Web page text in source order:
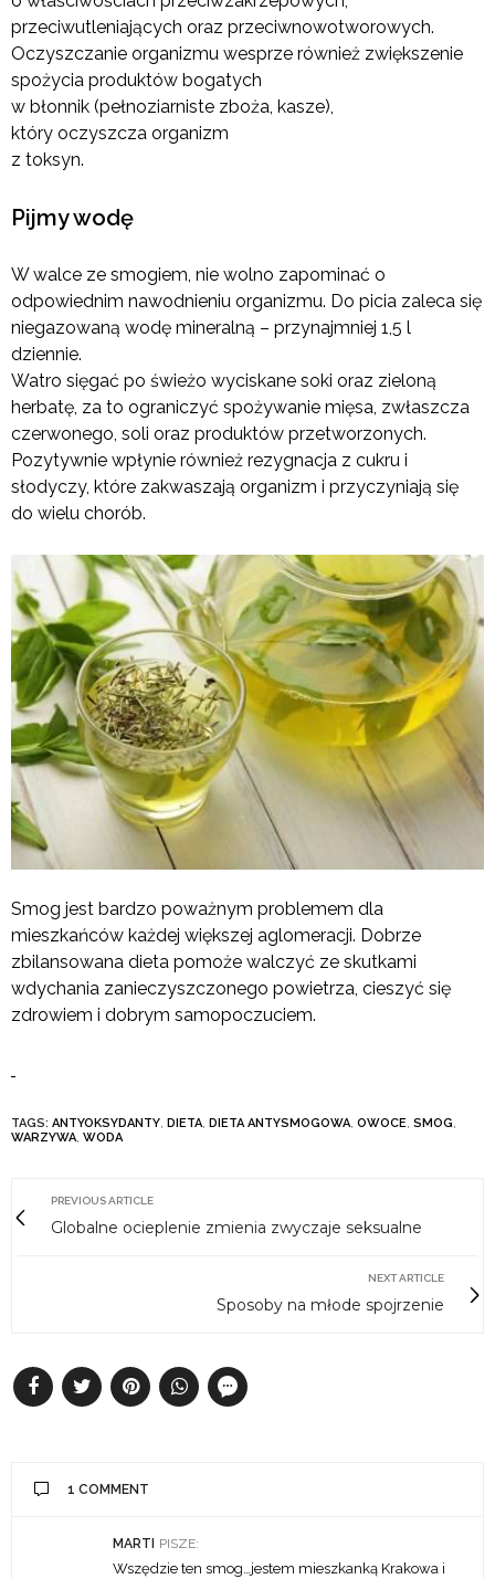
przeciwutleniających oraz przeciwnowotworowych.
Oczyszczanie organizmu wesprze również zwiększenie
spożycia produktów bogatych
w błonnik (pełnoziarniste zboża, kasze),
który oczyszcza organizm
z toksyn.
Pijmy wodę
W walce ze smogiem, nie wolno zapominać o
odpowiednim nawodnieniu organizmu. Do picia zaleca się
niegazowaną wodę mineralną – przynajmniej 1,5 l
dziennie.
Watro sięgać po świeżo wyciskane soki oraz zieloną
herbatę, za to ograniczyć spożywanie mięsa, zwłaszcza
czerwonego, soli oraz produktów przetworzonych.
Pozytywnie wpłynie również rezygnacja z cukru i
słodyczy, które zakwaszają organizm i przyczyniają się
do wielu chorób.
Smog jest bardzo poważnym problemem dla
mieszkańców każdej większej aglomeracji. Dobrze
zbilansowana dieta pomoże walczyć ze skutkami
wdychania zanieczyszczonego powietrza, cieszyć się
zdrowiem i dobrym samopoczuciem.
TAGS: ANTYOKSYDANTY, DIETA, DIETA ANTYSMOGOWA, OWOCE, SMOG,
WARZYWA, WODA
PREVIOUS ARTICLE
Globalne ocieplenie zmienia zwyczaje seksualne
NEXT ARTICLE
Sposoby na młode spojrzenie
1 COMMENT
MARTI PISZE:
Wszędzie ten smog…jestem mieszkanką Krakowa i